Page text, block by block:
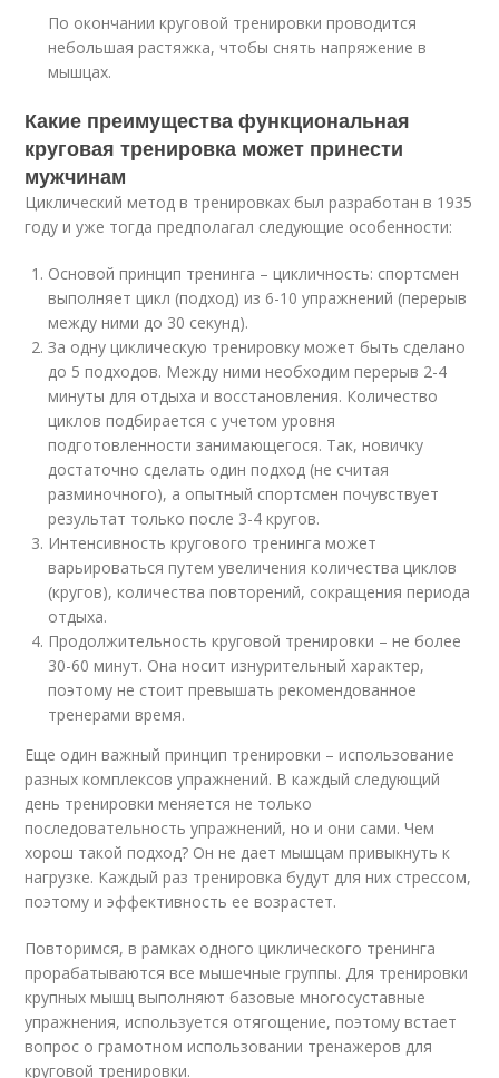
По окончании круговой тренировки проводится
небольшая растяжка, чтобы снять напряжение в
мышцах.
Какие преимущества функциональная
круговая тренировка может принести
мужчинам
Циклический метод в тренировках был разработан в 1935
году и уже тогда предполагал следующие особенности:
Основой принцип тренинга – цикличность: спортсмен
выполняет цикл (подход) из 6-10 упражнений (перерыв
между ними до 30 секунд).
За одну циклическую тренировку может быть сделано
до 5 подходов. Между ними необходим перерыв 2-4
минуты для отдыха и восстановления. Количество
циклов подбирается с учетом уровня
подготовленности занимающегося. Так, новичку
достаточно сделать один подход (не считая
разминочного), а опытный спортсмен почувствует
результат только после 3-4 кругов.
Интенсивность кругового тренинга может
варьироваться путем увеличения количества циклов
(кругов), количества повторений, сокращения периода
отдыха.
Продолжительность круговой тренировки – не более
30-60 минут. Она носит изнурительный характер,
поэтому не стоит превышать рекомендованное
тренерами время.
Еще один важный принцип тренировки – использование
разных комплексов упражнений. В каждый следующий
день тренировки меняется не только
последовательность упражнений, но и они сами. Чем
хорош такой подход? Он не дает мышцам привыкнуть к
нагрузке. Каждый раз тренировка будут для них стрессом,
поэтому и эффективность ее возрастет.
Повторимся, в рамках одного циклического тренинга
прорабатываются все мышечные группы. Для тренировки
крупных мышц выполняют базовые многосуставные
упражнения, используется отягощение, поэтому встает
вопрос о грамотном использовании тренажеров для
круговой тренировки.